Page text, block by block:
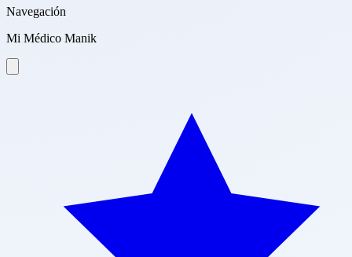
Navegación
Mi Médico Manik